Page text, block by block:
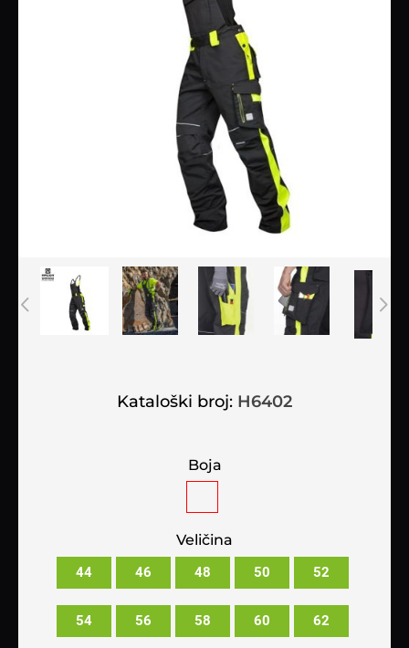
Kataloški broj: H6402
Boja
Veličina
44 46 48 50 52
54 56 58 60 62